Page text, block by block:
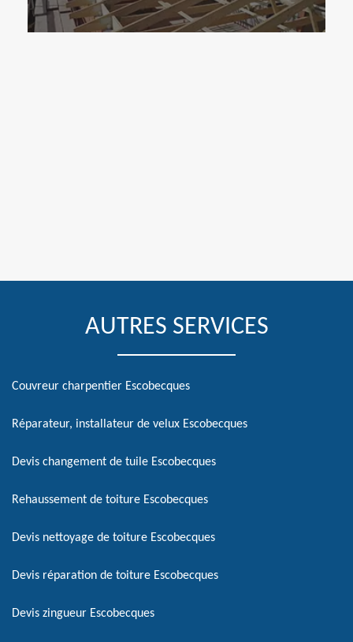
AUTRES SERVICES
Couvreur charpentier Escobecques
Réparateur, installateur de velux Escobecques
Devis changement de tuile Escobecques
Rehaussement de toiture Escobecques
Devis nettoyage de toiture Escobecques
Devis réparation de toiture Escobecques
Devis zingueur Escobecques